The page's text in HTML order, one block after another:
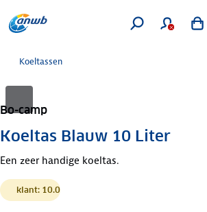
Koeltassen
Bo-camp
Koeltas Blauw 10 Liter
Een zeer handige koeltas.
klant: 10.0